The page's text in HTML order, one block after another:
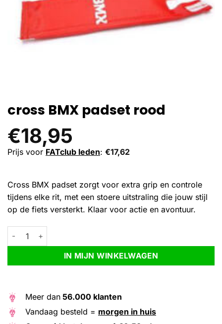
cross BMX padset rood
€18,95
Prijs voor FATclub leden: €17,62
Cross BMX padset zorgt voor extra grip en controle
tijdens elke rit, met een stoere uitstraling die jouw stijl
op de fiets versterkt. Klaar voor actie en avontuur.
cross BMX padset rood aantal
IN MIJN WINKELWAGEN
Alternative:
Meer dan 56.000 klanten
Vandaag besteld = morgen in huis